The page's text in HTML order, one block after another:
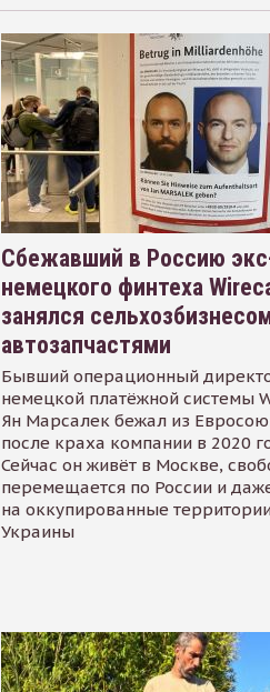
Сбежавший в Россию
немецкого финтеха
занялся
автозапчастями
Бывший операционный
немецкой платёжной системы
Ян Марсалек бежал из
после краха компании в 2020
Сейчас он живёт в Москве,
перемещается по России и
на оккупированные
Украины